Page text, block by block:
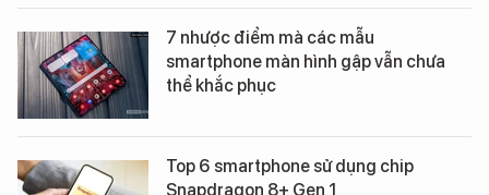
7 nhược điểm mà các mẫu
smartphone màn hình gập vẫn chưa
thể khắc phục
Top 6 smartphone sử dụng chip
Snapdragon 8+ Gen 1